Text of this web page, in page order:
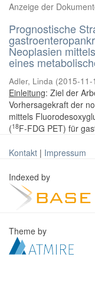
Anzeige der
Prognostische
Neoplasien mittels
eines
Adler, Linda (2015-11-
Einleitung: Ziel der
Vorhersagekraft der
mittels
(18F-FDG PET) für
Kontakt | Impressum
Indexed by
Theme by